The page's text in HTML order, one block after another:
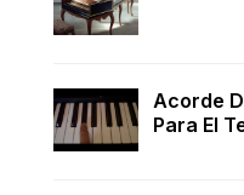
Acorde
Para El